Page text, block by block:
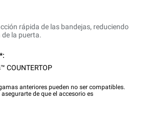
rápida de las bandejas, reduciendo
la puerta.
COUNTERTOP
anteriores pueden no ser compatibles.
de que el accesorio es